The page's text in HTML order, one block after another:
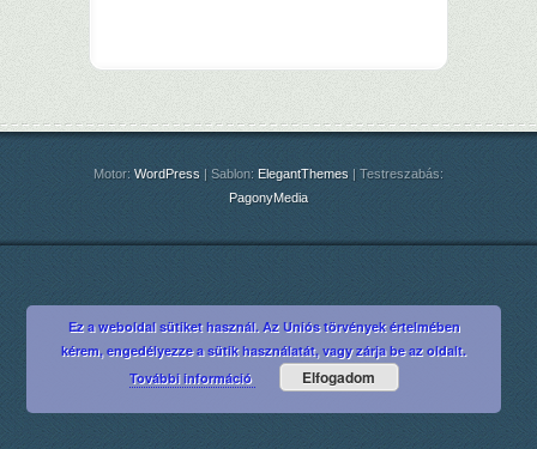
Motor: WordPress | Sablon: ElegantThemes | Testreszabás:
PagonyMedia
Ez a weboldal sütiket használ. Az Uniós törvények értelmében
kérem, engedélyezze a sütik használatát, vagy zárja be az oldalt.
További információ
Elfogadom